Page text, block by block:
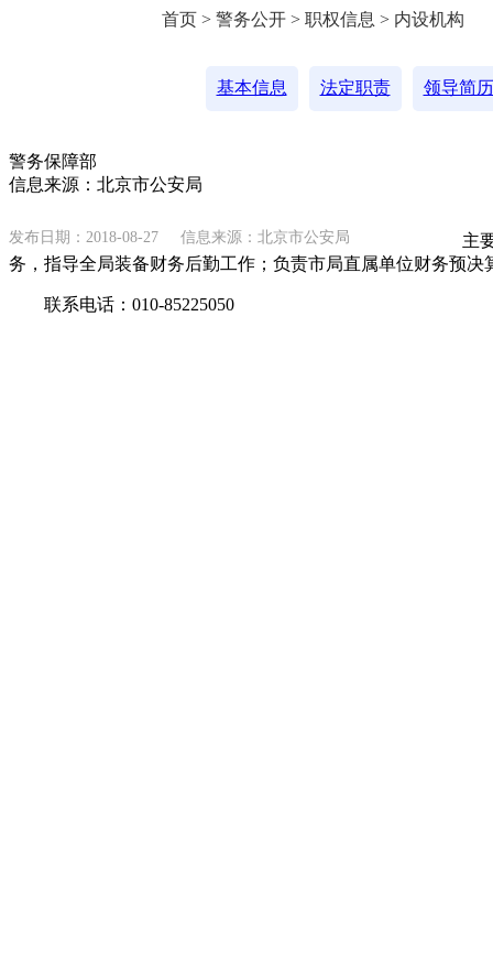
首页 > 警务公开 > 职权信息 > 内设机构
基本信息 法定职责 领导简历
警务保障部
信息来源：北京市公安局
发布日期：2018-08-27 信息来源：北京市公安局
主要
务，指导全局装备财务后勤工作；负责市局直属单位财务预
联系电话：010-85225050